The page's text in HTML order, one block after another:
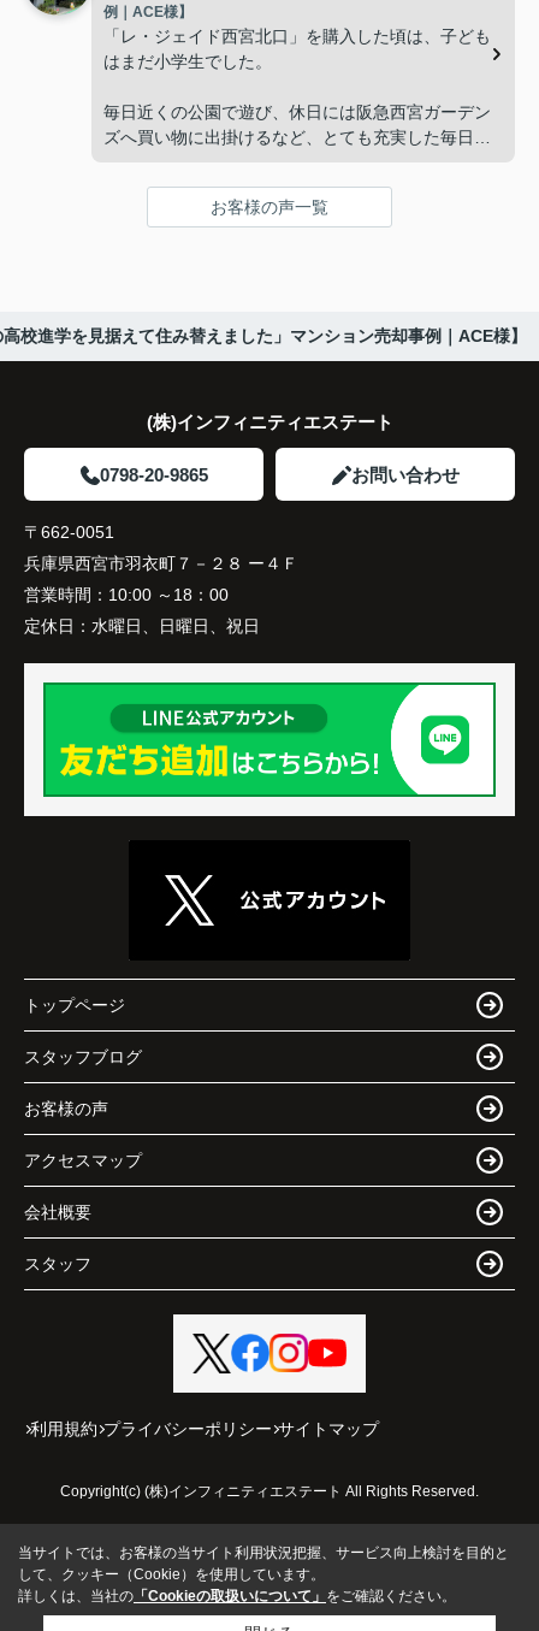
ークナード西宮北口」の査定だけでなく、住み替え
先とのスケジュールや資金計画まで丁寧にサポート
してくださいました。
販売活動では、西宮北口駅へのアクセス、阪急西宮
ガーデンズ、医療機関や買い物施設など、将来も安
した。
と喜ばれ、ご契約となりました。
住み替え後は掃除の時間も短くなり、夫婦で外出や
これからの暮らしを前向きに考えられるようにな
ます。
「将来、このビルの管理を任せるのは難しいかもし
れない。」
と家族で話し合うようになりました。
インフィニティエステートさんへ相談すると、収益
投資家向けの販売方法をご提案いただきました。
と話され、このビルを大切に運営してくださること
になりました。
長年守ってきた資産を安心して引き継ぐことがで
き、家族全員が納得できる売却となりました。
例｜ACE様】
「レ・ジェイド西宮北口」を購入した頃は、子ども
はまだ小学生でした。
毎日近くの公園で遊び、休日には阪急西宮ガーデン
ズへ買い物に出掛けるなど、とても充実した毎日を
年月が経ち、子どもが高校進学を意識する年齢にな
と夫婦で話し合うようになりました。
インフィニティエステートさんへ相談すると、
購入とのタイミングや資金計画についても丁寧に説
明してくださいました。
販売活動では、西宮北口駅へのアクセス、阪急西宮
ガーデンズ、教育施設、商業施設など、このエリア
ならではの魅力を分かりやすく紹介してくださいま
した。
購入されたご家族は、
「通勤にも通学にも便利な環境ですね。」
と大変喜ばれ、この住まいを選ばれました。
住み替え後は家族それぞれの通勤・通学時間が短く
なり、夕食を一緒に囲める日が増えました。
家族全員にとって、将来を見据えた良い選択だった
と感じています。
お客様の声一覧
校進学を見据えて住み替えました」マンション売却事例｜ACE様】
(株)インフィニティエステート
0798-20-9865 お問い合わせ
〒662-0051
兵庫県西宮市羽衣町７－２８ ー４Ｆ
営業時間： 10:00 ～18：00
定休日： 水曜日、日曜日、祝日
トップページ
スタッフブログ
お客様の声
アクセスマップ
会社概要
スタッフ
利用規約 プライバシーポリシー サイトマップ
Copyright(c) (株)インフィニティエステート All Rights Reserved.
当サイトでは、お客様の当サイト利用状況把握、サービス向上検討を目的と
して、クッキー（Cookie）を使用しています。
詳しくは、当社の 「Cookieの取扱いについて」 をご確認ください。